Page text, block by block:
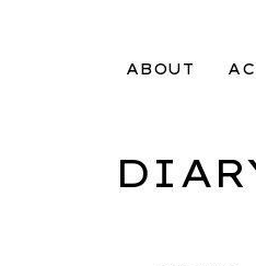
ABOUT